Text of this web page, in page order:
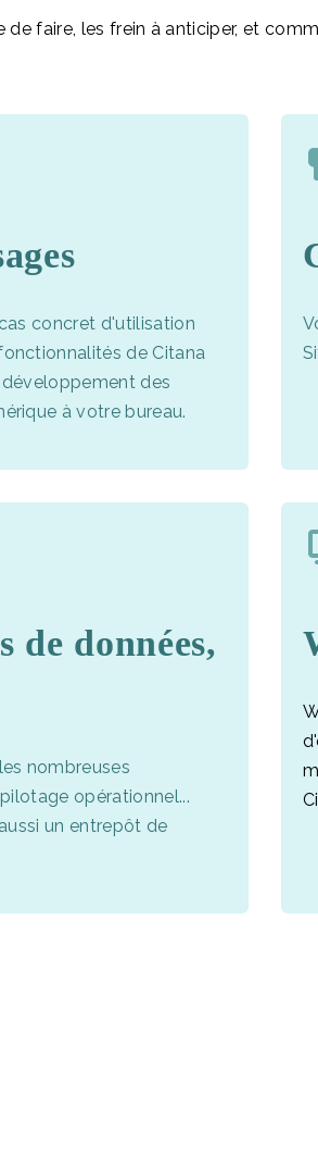
faire, les frein à anticiper, et
concret d'utilisation
de Citana
des
à votre bureau.
de données,
nombreuses
opérationnel...
un entrepôt de